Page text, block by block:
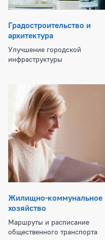
Градостроительство и
архитектура
Улучшение городской
инфраструктуры
Жилищно-коммунальное
хозяйство
Маршруты и расписание
общественного транспорта